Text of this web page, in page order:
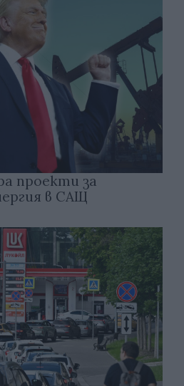
проекти за
в САЩ